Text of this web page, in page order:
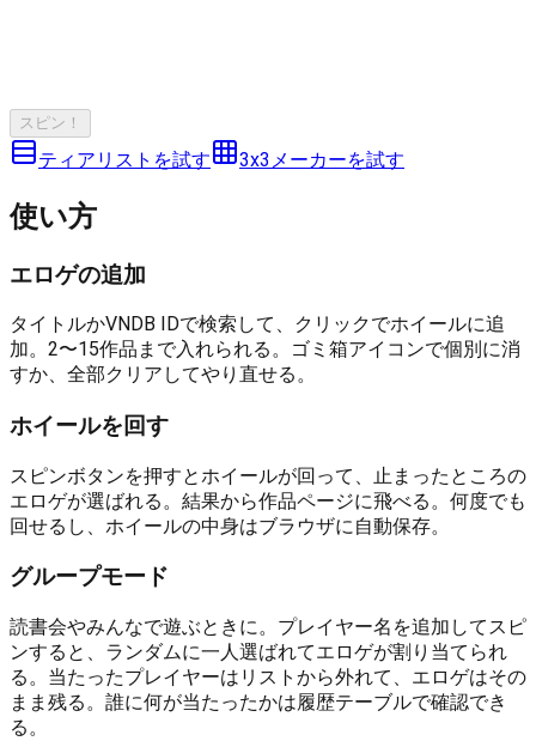
スピン！
ティアリストを試す 3x3メーカーを試す
使い方
エロゲの追加
タイトルかVNDB IDで検索して、クリックでホイールに追
加。2〜15作品まで入れられる。ゴミ箱アイコンで個別に消
すか、全部クリアしてやり直せる。
ホイールを回す
スピンボタンを押すとホイールが回って、止まったところの
エロゲが選ばれる。結果から作品ページに飛べる。何度でも
回せるし、ホイールの中身はブラウザに自動保存。
グループモード
読書会やみんなで遊ぶときに。プレイヤー名を追加してスピ
ンすると、ランダムに一人選ばれてエロゲが割り当てられ
る。当たったプレイヤーはリストから外れて、エロゲはその
まま残る。誰に何が当たったかは履歴テーブルで確認でき
る。